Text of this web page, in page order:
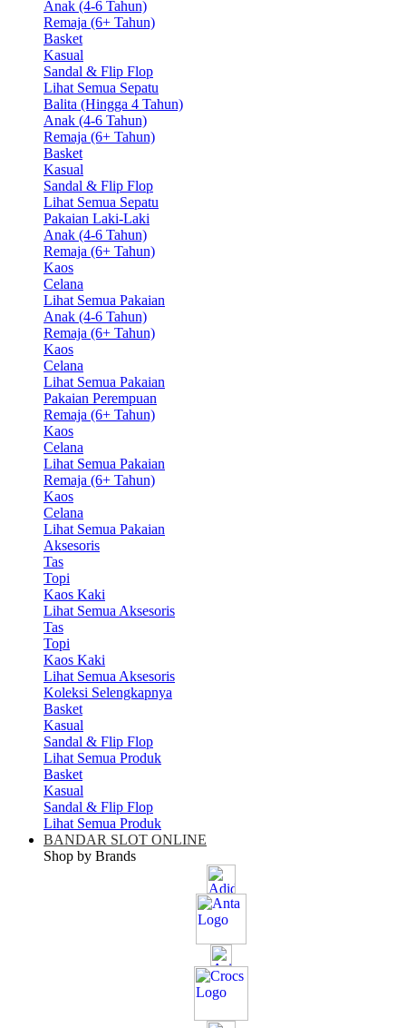
Anak (4-6 Tahun)
Remaja (6+ Tahun)
Basket
Kasual
Sandal & Flip Flop
Lihat Semua Sepatu
Balita (Hingga 4 Tahun)
Anak (4-6 Tahun)
Remaja (6+ Tahun)
Basket
Kasual
Sandal & Flip Flop
Lihat Semua Sepatu
Pakaian Laki-Laki
Anak (4-6 Tahun)
Remaja (6+ Tahun)
Kaos
Celana
Lihat Semua Pakaian
Anak (4-6 Tahun)
Remaja (6+ Tahun)
Kaos
Celana
Lihat Semua Pakaian
Pakaian Perempuan
Remaja (6+ Tahun)
Kaos
Celana
Lihat Semua Pakaian
Remaja (6+ Tahun)
Kaos
Celana
Lihat Semua Pakaian
Aksesoris
Tas
Topi
Kaos Kaki
Lihat Semua Aksesoris
Tas
Topi
Kaos Kaki
Lihat Semua Aksesoris
Koleksi Selengkapnya
Basket
Kasual
Sandal & Flip Flop
Lihat Semua Produk
Basket
Kasual
Sandal & Flip Flop
Lihat Semua Produk
BANDAR SLOT ONLINE
Shop by Brands